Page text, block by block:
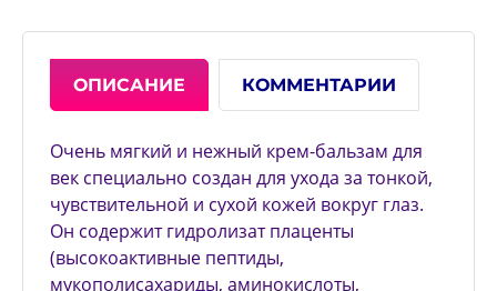
ОПИСАНИЕ КОММЕНТАРИИ
Очень мягкий и нежный крем-бальзам для
век специально создан для ухода за тонкой,
чувствительной и сухой кожей вокруг глаз.
Он содержит гидролизат плаценты
(высокоактивные пептиды,
мукополисахариды, аминокислоты,